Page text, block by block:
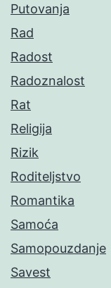
Putovanja
Rad
Radost
Radoznalost
Rat
Religija
Rizik
Roditeljstvo
Romantika
Samoća
Samopouzdanje
Savest